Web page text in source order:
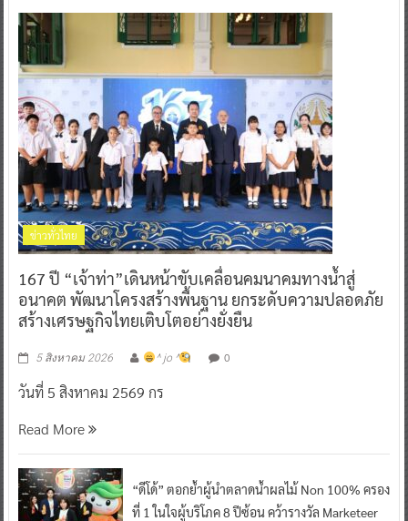
ข่าวทั่วไทย
167 ปี “เจ้าท่า”เดินหน้าขับเคลื่อนคมนาคมทางน้ำสู่
อนาคต พัฒนาโครงสร้างพื้นฐาน ยกระดับความปลอดภัย
สร้างเศรษฐกิจไทยเติบโตอย่างยั่งยืน
5 สิงหาคม 2026 ^ jo ^ 0
วันที่ 5 สิงหาคม 2569 กร
Read More
“ดีโด้” ตอกย้ำผู้นำตลาดน้ำผลไม้ Non 100% ครอง
ที่ 1 ในใจผู้บริโภค 8 ปีซ้อน คว้ารางวัล Marketeer